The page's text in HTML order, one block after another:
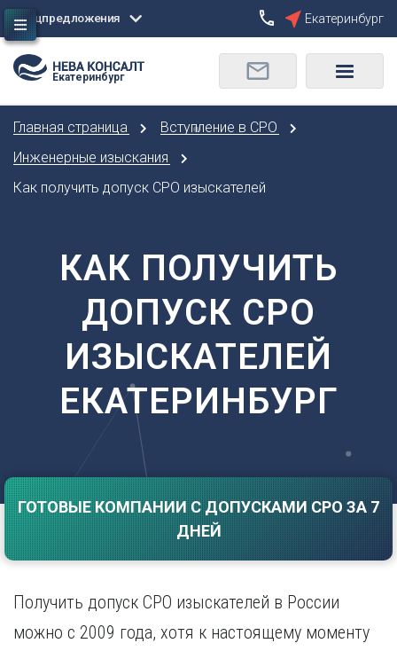
Сбросить
Москва
Санкт-Петербург
Астрахань
Барнаул
Белгород
Брянск
Владивосток
Владикавказ
Владимир
Волгоград
Екатеринбург
И
Иваново
Иркутск
К
О
Орел
П
Р
Рязань
С
Самара
Саранск
Саратов
Смоленск
Сочи
Тверь
Томск
Спецпредложения Екатеринбург
Екатеринбург
Главная страница
Вступление в СРО
Инженерные изыскания
Как получить допуск СРО изыскателей
КАК ПОЛУЧИТЬ
ДОПУСК СРО
ИЗЫСКАТЕЛЕЙ
ЕКАТЕРИНБУРГ
ГОТОВЫЕ КОМПАНИИ С ДОПУСКАМИ СРО ЗА 7
ДНЕЙ
Получить допуск СРО изыскателей в России
можно с 2009 года, хотя к настоящему моменту